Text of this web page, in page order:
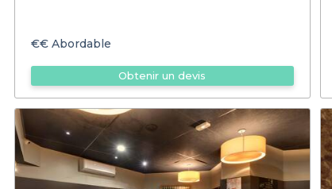
€€ Abordable
Obtenir un devis